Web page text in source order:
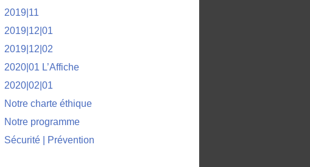
2019|11
2019|12|01
2019|12|02
2020|01 L’Affiche
2020|02|01
Notre charte éthique
Notre programme
Sécurité | Prévention